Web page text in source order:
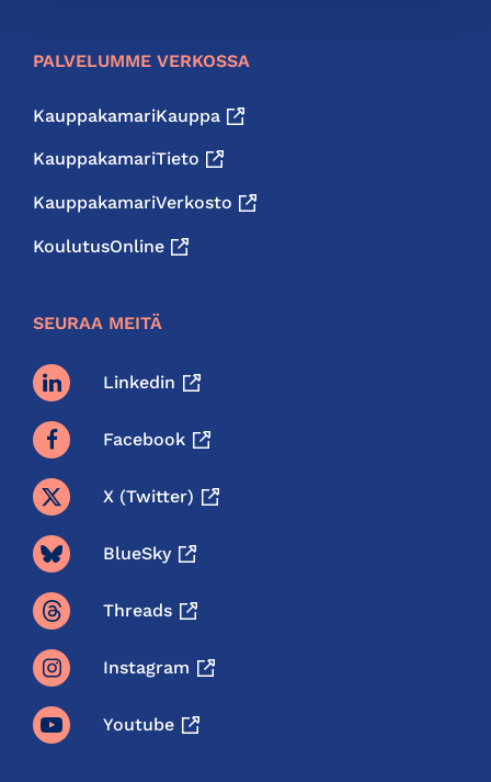
PALVELUMME VERKOSSA
KauppakamariKauppa
KauppakamariTieto
KauppakamariVerkosto
KoulutusOnline
SEURAA MEITÄ
Linkedin
Facebook
X (twitter)
BlueSky
Threads
Instagram
Youtube